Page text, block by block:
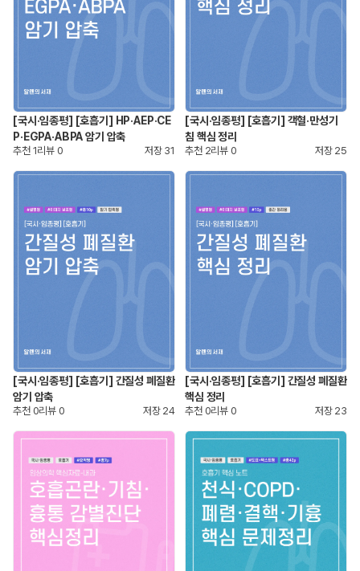
[국시·임종평] [호흡기] HP·AEP·CE
P·EGPA·ABPA 암기 압축
추천 1리뷰 0 저장 31
[국시·임종평] [호흡기] 객혈·만성기
침 핵심 정리
추천 2리뷰 0 저장 25
[국시·임종평] [호흡기] 간질성 폐질환
암기 압축
추천 0리뷰 0 저장 24
[국시·임종평] [호흡기] 간질성 폐질환
핵심 정리
추천 0리뷰 0 저장 23